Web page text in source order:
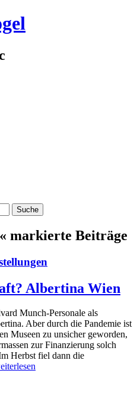
markierte Beiträge
Albertina Wien
Munch-Personale als
Aber durch die Pandemie ist
Museen zu unsicher geworden,
zur Finanzierung solch
Herbst fiel dann die